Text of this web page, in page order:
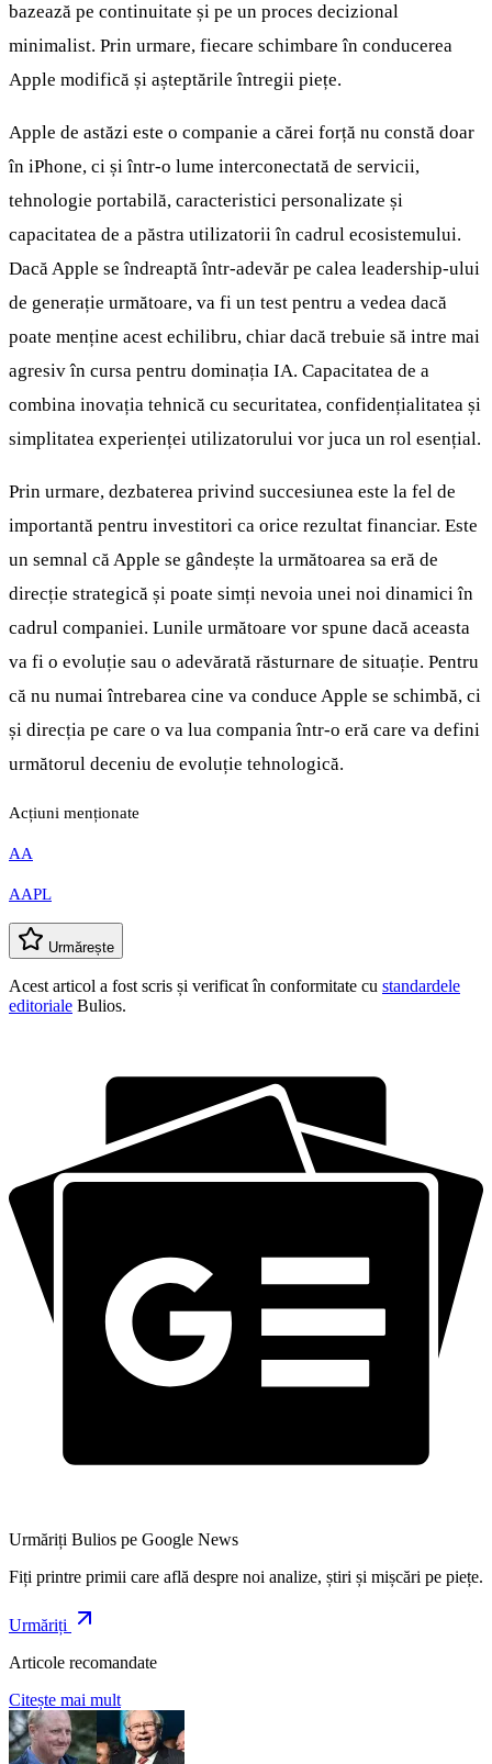
bazează pe continuitate și pe un proces decizional
minimalist. Prin urmare, fiecare schimbare în conducerea
Apple modifică și așteptările întregii piețe.
Apple de astăzi este o companie a cărei forță nu constă doar
în iPhone, ci și într-o lume interconectată de servicii,
tehnologie portabilă, caracteristici personalizate și
capacitatea de a păstra utilizatorii în cadrul ecosistemului.
Dacă Apple se îndreaptă într-adevăr pe calea leadership-ului
de generație următoare, va fi un test pentru a vedea dacă
poate menține acest echilibru, chiar dacă trebuie să intre mai
agresiv în cursa pentru dominația IA. Capacitatea de a
combina inovația tehnică cu securitatea, confidențialitatea și
simplitatea experienței utilizatorului vor juca un rol esențial.
Prin urmare, dezbaterea privind succesiunea este la fel de
importantă pentru investitori ca orice rezultat financiar. Este
un semnal că Apple se gândește la următoarea sa eră de
direcție strategică și poate simți nevoia unei noi dinamici în
cadrul companiei. Lunile următoare vor spune dacă aceasta
va fi o evoluție sau o adevărată răsturnare de situație. Pentru
că nu numai întrebarea cine va conduce Apple se schimbă, ci
și direcția pe care o va lua compania într-o eră care va defini
următorul deceniu de evoluție tehnologică.
Acțiuni menționate
AA
AAPL
Urmărește
Acest articol a fost scris și verificat în conformitate cu standardele
editoriale Bulios.
Urmăriți Bulios pe Google News
Fiți printre primii care află despre noi analize, știri și mișcări pe piețe.
Urmăriți
Articole recomandate
Citește mai mult